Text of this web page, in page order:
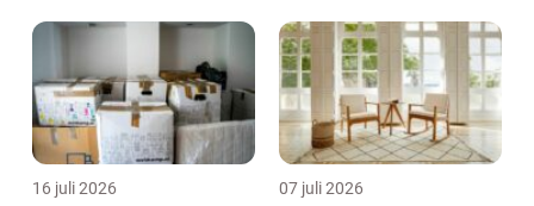
16 juli 2026 07 juli 2026